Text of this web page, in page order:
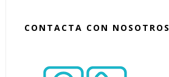
CONTACTA CON NOSOTROS